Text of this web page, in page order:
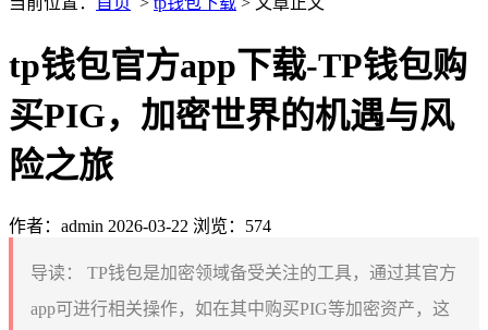
tp钱包官方app下载-TP钱包购
买PIG，加密世界的机遇与风
险之旅
作者：admin 2026-03-22 浏览：574
导读：
TP钱包是加密领域备受关注的工具，通过其官方
app可进行相关操作，如在其中购买PIG等加密资产，这